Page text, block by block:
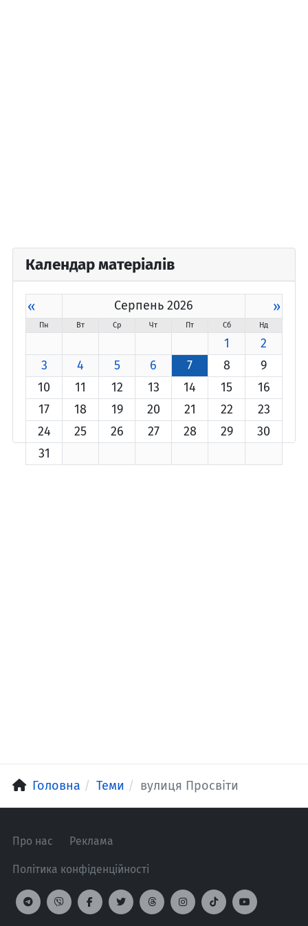
Календар матеріалів
« Серпень 2026 »
Пн Вт Ср Чт Пт Сб Нд
1
2
3
4 5 6 7 8
9
10
11 12 13 14 15
16
17
18 19 20 21 22
23
24
25 26 27 28 29
30
31
Головна Теми вулиця Просвіти
Про нас Реклама
Політика конфіденційності